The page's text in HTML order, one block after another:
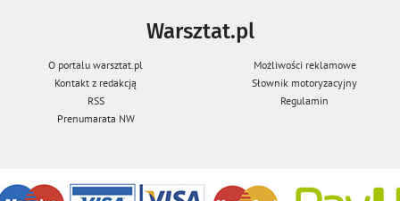
Warsztat.pl
O portalu warsztat.pl
Możliwości reklamowe
Kontakt z redakcją
Słownik motoryzacyjny
RSS
Regulamin
Prenumarata NW